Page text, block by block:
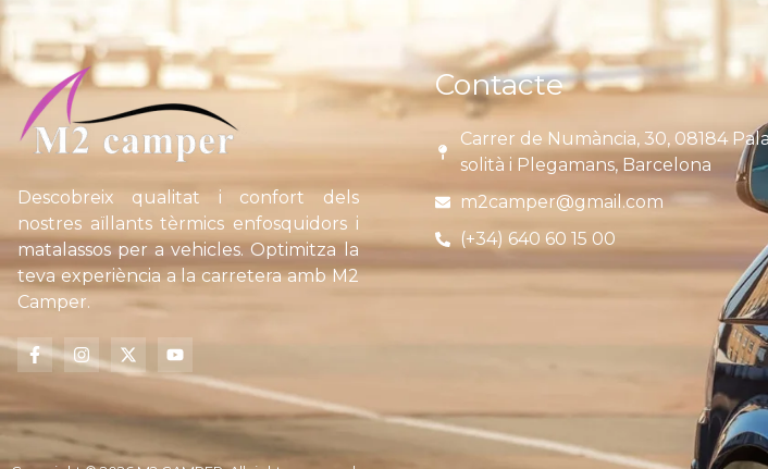
Descobreix qualitat i confort dels
nostres aïllants tèrmics enfosquidors i
matalassos per a vehicles. Optimitza la
teva experiència a la carretera amb M2
Camper.
Contacte
Carrer de Numància, 30, 08184
solità i Plegamans, Barcelona
m2camper@gmail.com
(+34) 640 60 15 00